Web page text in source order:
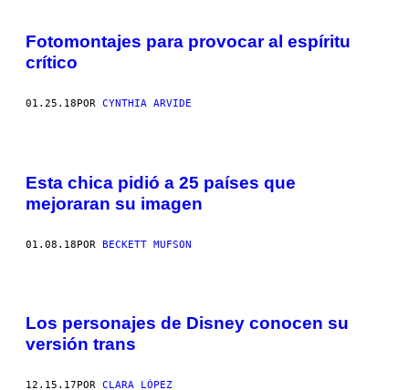
Fotomontajes para provocar al espíritu
crítico
01.25.18 POR CYNTHIA ARVIDE
Esta chica pidió a 25 países que
mejoraran su imagen
01.08.18POR BECKETT MUFSON
Los personajes de Disney conocen su
versión trans
12.15.17 POR CLARA LÓPEZ